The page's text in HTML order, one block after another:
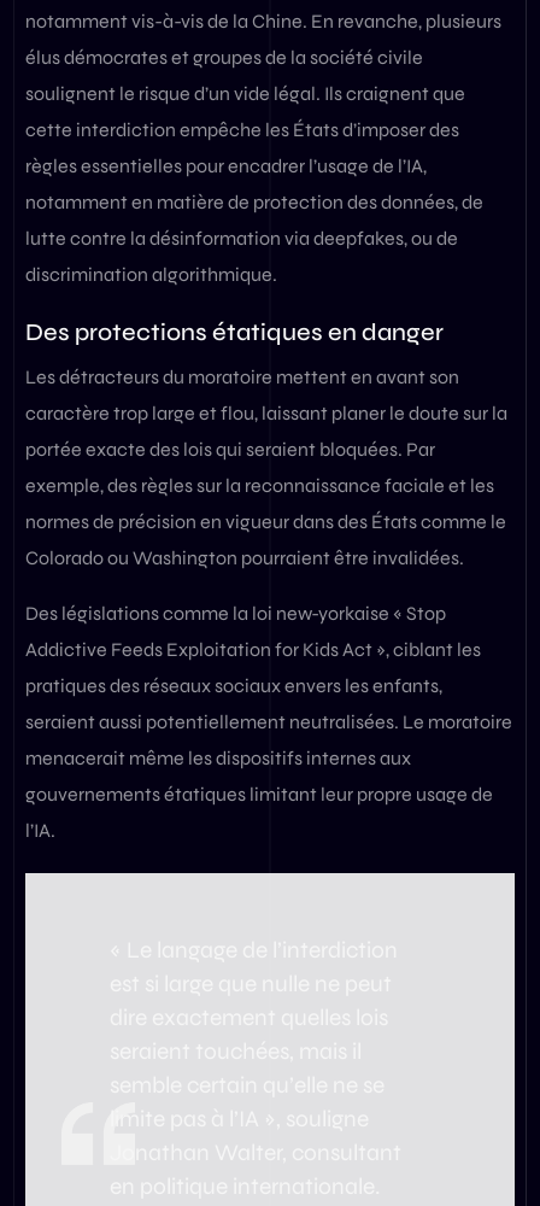
notamment vis-à-vis de la Chine. En revanche, plusieurs
élus démocrates et groupes de la société civile
soulignent le risque d’un vide légal. Ils craignent que
cette interdiction empêche les États d’imposer des
règles essentielles pour encadrer l’usage de l’IA,
notamment en matière de protection des données, de
lutte contre la désinformation via deepfakes, ou de
discrimination algorithmique.
Des protections étatiques en danger
Les détracteurs du moratoire mettent en avant son
caractère trop large et flou, laissant planer le doute sur la
portée exacte des lois qui seraient bloquées. Par
exemple, des règles sur la reconnaissance faciale et les
normes de précision en vigueur dans des États comme le
Colorado ou Washington pourraient être invalidées.
Des législations comme la loi new-yorkaise « Stop
Addictive Feeds Exploitation for Kids Act », ciblant les
pratiques des réseaux sociaux envers les enfants,
seraient aussi potentiellement neutralisées. Le moratoire
menacerait même les dispositifs internes aux
gouvernements étatiques limitant leur propre usage de
l’IA.